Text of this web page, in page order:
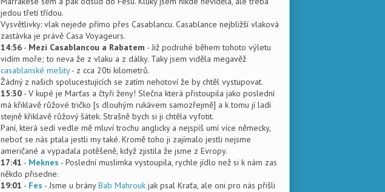
jedou třetí třídou.
Vysvětlivky: vlak nejede přímo přes Casablancu. Casablance nejbližší vlaková
zastávka je právě Casa Voyageurs.
14:56 - Mezi Casablancou a Rabatem - Již podruhé během tohoto výletu
vidím moře; to neva že z vlaku a z dálky. Taky jsem viděla megavěž
casablanské mešity- z cca 20ti kilometrů.
Žádný z našich spolucestujících se zatím nehotoví že by chtěl vystupovat.
15:30 - V kupé je Marťas a čtyři ženy! Slečna která přistoupila jako poslední
má křiklavě růžové tričko [s dlouhým rukávem samozřejmě] a k tomu jí ladí
stejně křiklavě růžový šátek. Strašně bych si ji chtěla vyfotit.
Paní, která sedí vedle mě mluví trochu anglicky a nejspíš umí více německy,
neboť se nás ptala jestli my také. Kromě toho ji zajímalo jestli nejsme
američané a vypadala potěšeně, když zjistila že jsme z Evropy.
17:41 - Meknes - Poslední muslimka vystoupila, rychle jídlo než si k nám zas
někdo přisedne.
19:01 - Fes - Jsme u brányBab Mahrouk jak psal Kraťa, ale oni pro nás přišli